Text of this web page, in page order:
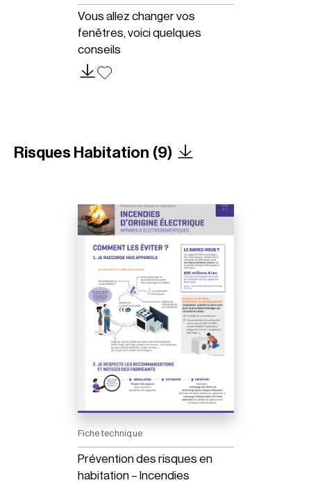
Vous allez changer vos
fenêtres, voici quelques
conseils
Risques Habitation (9)
Fiche technique
Prévention des risques en
habitation – Incendies